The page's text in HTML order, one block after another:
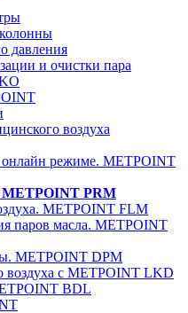
давления
и очистки пара
воздуха
режиме. METPOINT
METPOINT PRM
METPOINT FLM
паров масла. METPOINT
METPOINT DPM
воздуха с METPOINT LKD
BDL